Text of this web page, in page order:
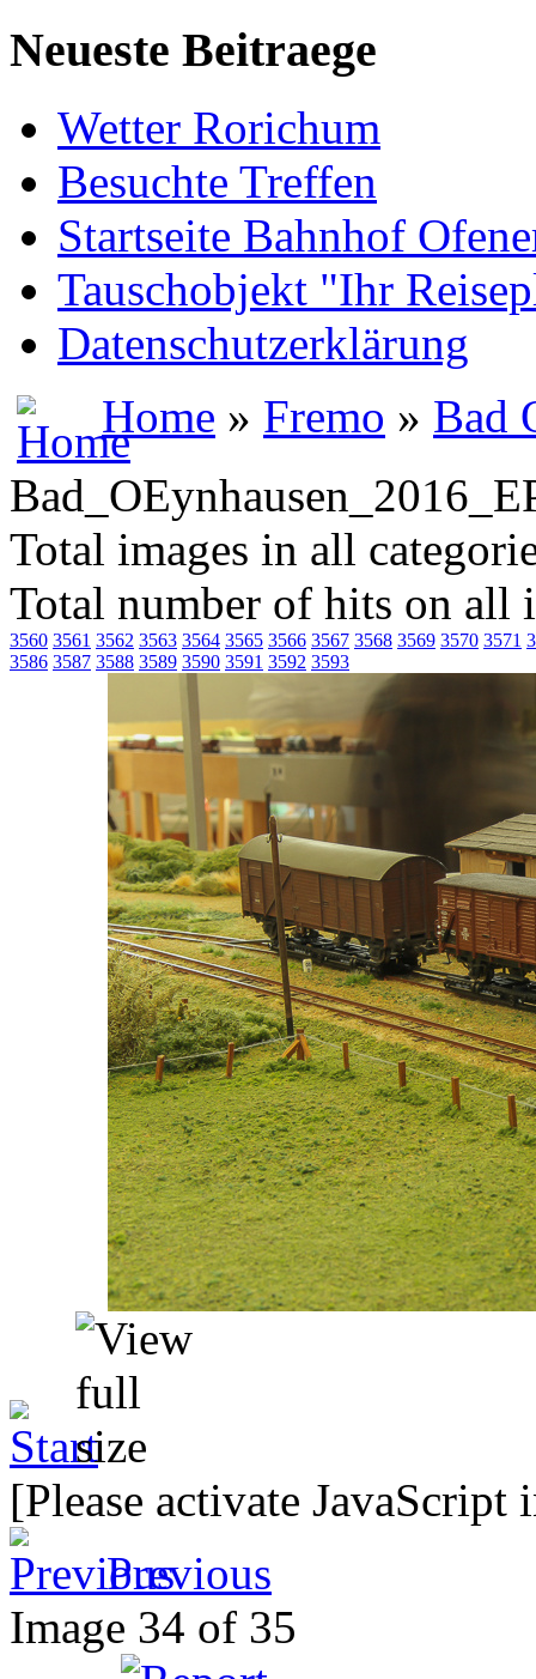
Neueste Beitraege
Wetter Rorichum
Besuchte Treffen
Startseite Bahnhof
Tauschobjekt "Ihr
Datenschutzerklärung
Home » Fremo » Bad
Total images in all
Total number of hits on all
3560 3561 3562 3563 3564 3565 3566 3567 3568 3569 3570 3571
3586 3587 3588 3589 3590 3591 3592 3593
[Please activate
Previous
Image 34 of 35